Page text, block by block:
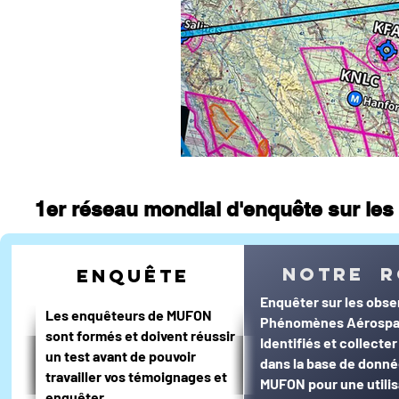
journal d'un enquêteur
Surveillance du ciel Wall Street
1er réseau mondial d'enquête sur
enquête
Les enquêteurs de MUFON
sont formés et doivent réussir
un test avant de pouvoir
travailler vos témoignages et
notre
Enquêter sur les
Phénomènes
Identifiés et collecter
dans la base de
MUFON pour une